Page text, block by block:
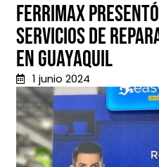
Ferrimax presentó
servicios de
en Guayaquil
1 junio 2024